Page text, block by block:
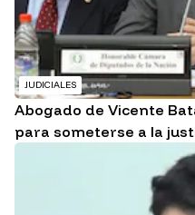
JUDICIALES
Abogado de Vicente
para someterse a la